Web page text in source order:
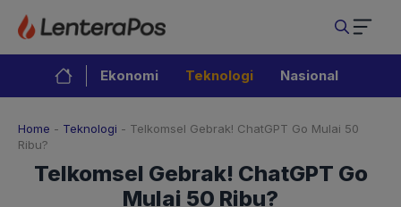
Langsung
isi
Ekonomi Teknologi Nasional
Home - Teknologi - Telkomsel Gebrak! ChatGPT Go Mulai 50
Ribu?
Telkomsel Gebrak! ChatGPT Go
Mulai 50 Ribu?